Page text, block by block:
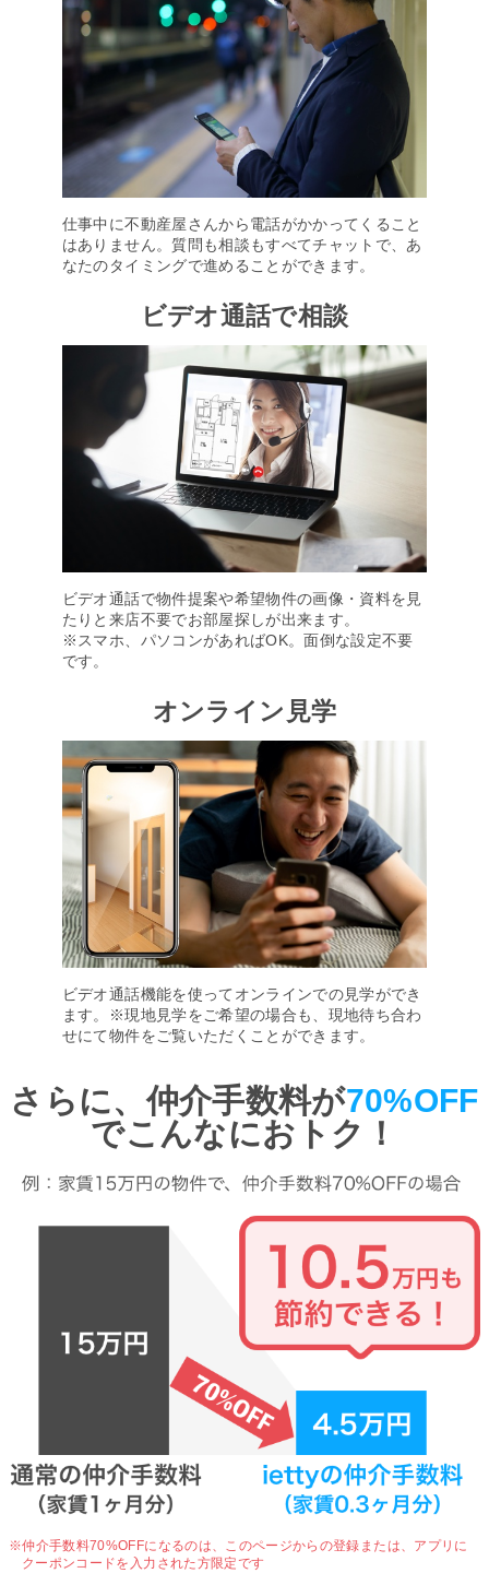
仕事中に不動産屋さんから電話がかかってくること
はありません。質問も相談もすべてチャットで、あ
なたのタイミングで進めることができます。
ビデオ通話で相談
ビデオ通話で物件提案や希望物件の画像・資料を見
たりと来店不要でお部屋探しが出来ます。
※スマホ、パソコンがあればOK。面倒な設定不要
です。
オンライン見学
ビデオ通話機能を使ってオンラインでの見学ができ
ます。※現地見学をご希望の場合も、現地待ち合わ
せにて物件をご覧いただくことができます。
さらに、仲介手数料が70%OFF
でこんなにおトク！
※仲介手数料70%OFFになるのは、 このページからの登録または、アプリに
クーポンコードを入力された方限定です